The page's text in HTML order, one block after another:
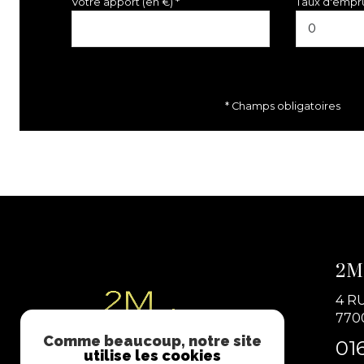
* Champs obligatoires
4
Comme beaucoup, notre site
utilise les cookies